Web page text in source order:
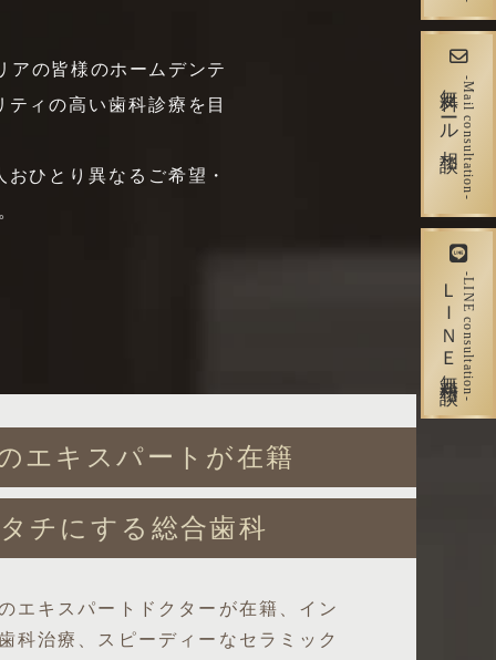
-Mail consultation-
無料メール相談
-LINE consultation-
ＬＩＮＥ無料相談
の皆様のホームデンテ
ィの高い歯科診療を目
ひとり異なるご希望・
エキスパートが在籍
チにする総合歯科
エキスパートドクターが在籍、イン
科治療、スピーディーなセラミック